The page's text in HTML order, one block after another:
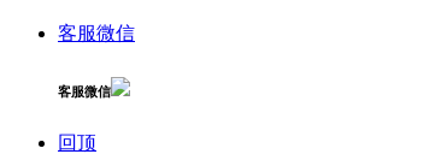
客服微信
客服微信
回顶